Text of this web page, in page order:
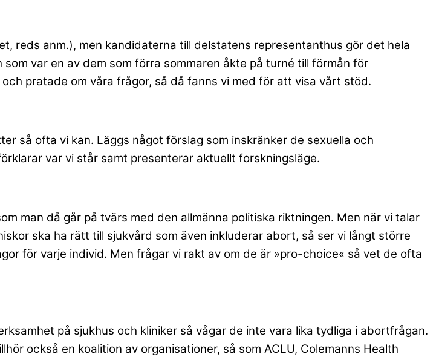
reds anm.), men kandidaterna till delstatens representanthus gör det hela
var en av dem som förra sommaren åkte på turné till förmån för
pratade om våra frågor, så då fanns vi med för att visa vårt stöd.
så ofta vi kan. Läggs något förslag som inskränker de sexuella och
var vi står samt presenterar aktuellt forskningsläge.
man då går på tvärs med den allmänna politiska riktningen. Men när vi talar
ska ha rätt till sjukvård som även inkluderar abort, så ser vi långt större
för varje individ. Men frågar vi rakt av om de är »pro-choice« så vet de ofta
på sjukhus och kliniker så vågar de inte vara lika tydliga i abortfrågan.
också en koalition av organisationer, så som ACLU, Colemanns Health